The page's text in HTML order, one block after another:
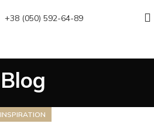
+38 (050) 592-64-89
Blog
INSPIRATION